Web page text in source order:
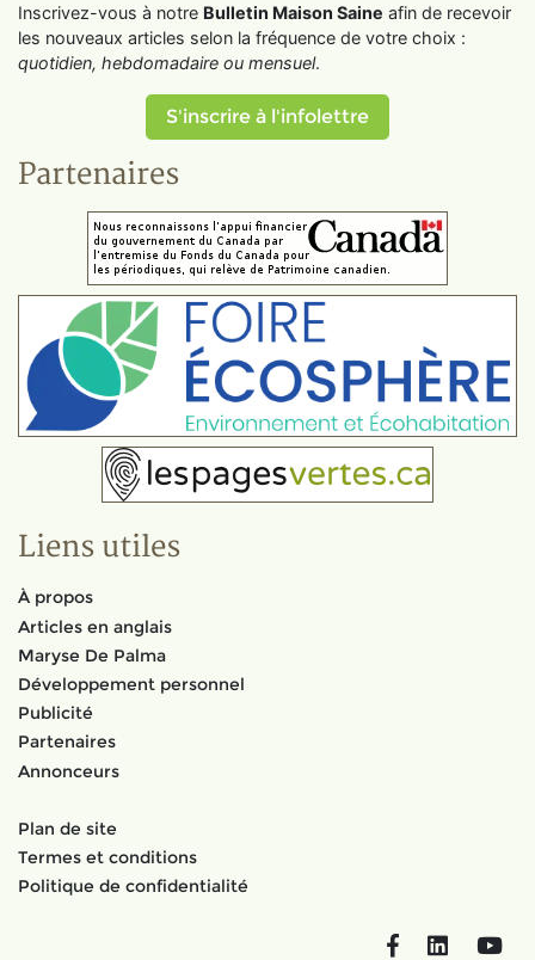
Inscrivez-vous à notre Bulletin Maison Saine afin de recevoir
les nouveaux articles selon la fréquence de votre choix :
quotidien, hebdomadaire ou mensuel.
S'inscrire à l'infolettre
Partenaires
Liens utiles
À propos
Articles en anglais
Maryse De Palma
Développement personnel
Publicité
Partenaires
Annonceurs
Plan de site
Termes et conditions
Politique de confidentialité
FacebookLinkedIn